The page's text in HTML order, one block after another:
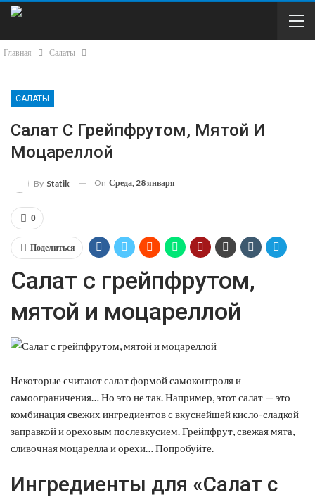
Главная Салаты
САЛАТЫ
Салат С Грейпфрутом, Мятой И
Моцареллой
By Statik On Среда, 28 января
0
Поделиться
Салат с грейпфрутом,
мятой и моцареллой
Некоторые считают салат формой самоконтроля и
самоограничения… Но это не так. Например, этот салат — это
комбинация свежих ингредиентов с вкуснейшей кисло-сладкой
заправкой и ореховым послевкусием. Грейпфрут, свежая мята,
сливочная моцарелла и орехи… Попробуйте.
Ингредиенты для «Салат с